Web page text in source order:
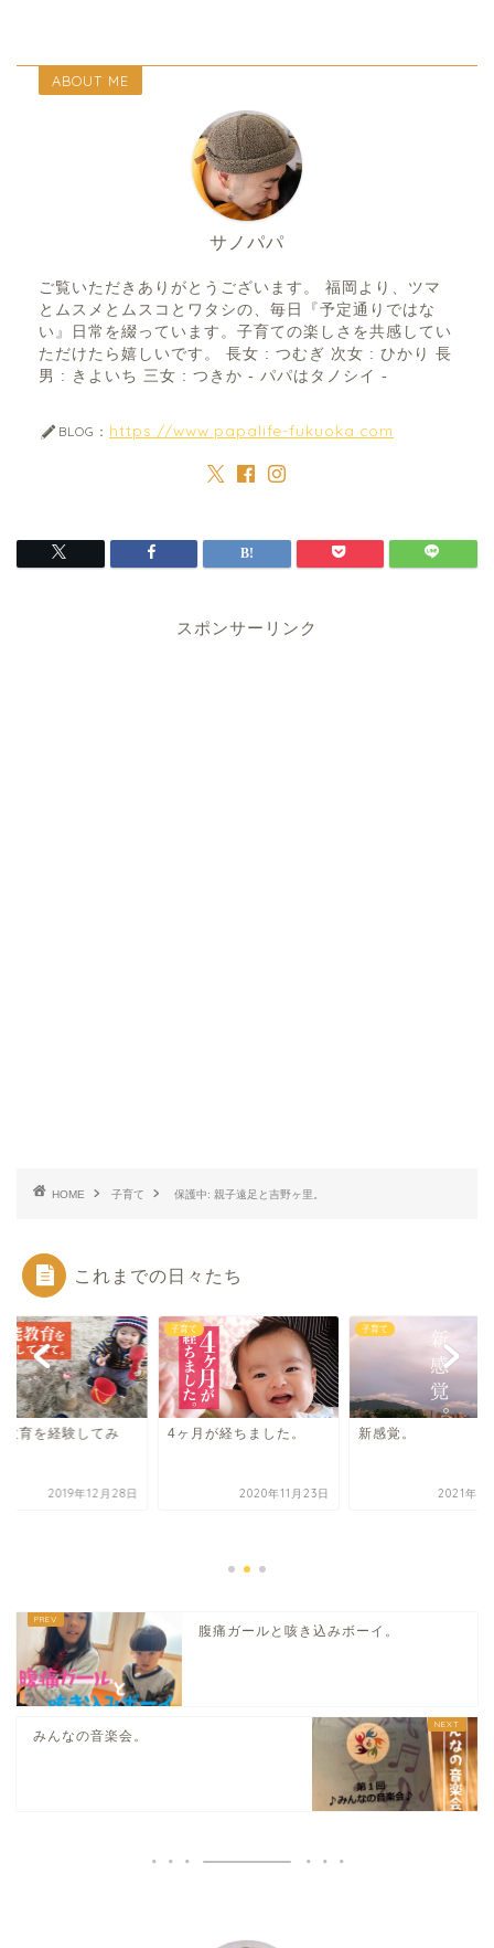
ABOUT ME
サノパパ
ご覧いただきありがとうございます。 福岡より、ツマ
とムスメとムスコとワタシの、毎日『予定通りではな
い』日常を綴っています。子育ての楽しさを共感してい
ただけたら嬉しいです。 長女 : つむぎ 次女 : ひかり 長
男 : きよいち 三女 : つきか - パパはタノシイ -
BLOG： https://www.papalife-fukuoka.com
スポンサーリンク
HOME 子育て 保護中: 親子遠足と吉野ヶ里。
これまでの日々たち
教育を経験してみ
2019年12月28日
子育て
4ヶ月が経ちました。
2020年11月23日
子育て
新感覚。
2021年7
腹痛ガールと咳き込みボーイ。
みんなの音楽会。